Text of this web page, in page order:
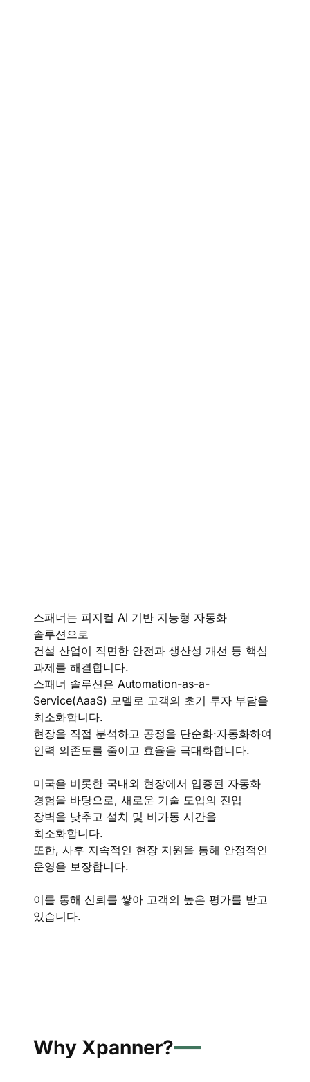
스패너는 피지컬 AI 기반 지능형 자동화
솔루션으로
건설 산업이 직면한 안전과 생산성 개선 등 핵심
과제를 해결합니다.
스패너 솔루션은 Automation-as-a-
Service(AaaS) 모델로 고객의 초기 투자 부담을
최소화합니다.
현장을 직접 분석하고 공정을 단순화·자동화하여
인력 의존도를 줄이고 효율을 극대화합니다.
미국을 비롯한 국내외 현장에서 입증된 자동화
경험을 바탕으로, 새로운 기술 도입의 진입
장벽을 낮추고 설치 및 비가동 시간을
최소화합니다.
또한, 사후 지속적인 현장 지원을 통해 안정적인
운영을 보장합니다.
이를 통해 신뢰를 쌓아 고객의 높은 평가를 받고
있습니다.
Why Xpanner?